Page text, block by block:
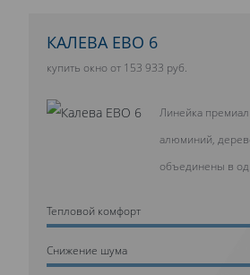
КАЛЕВА ЕВО 6
купить окно от 153 933 руб.
Линейка
алюминий,
объединены в
Тепловой комфорт
Cнижение шума